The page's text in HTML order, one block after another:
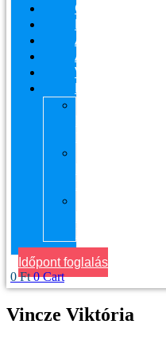
Csapatunk
Masszázsaink
Ajándékutalvány
Áraink
Visszajelzések
Helyszín
Időpont foglalás
0Ft 0 Cart
Vincze Viktória